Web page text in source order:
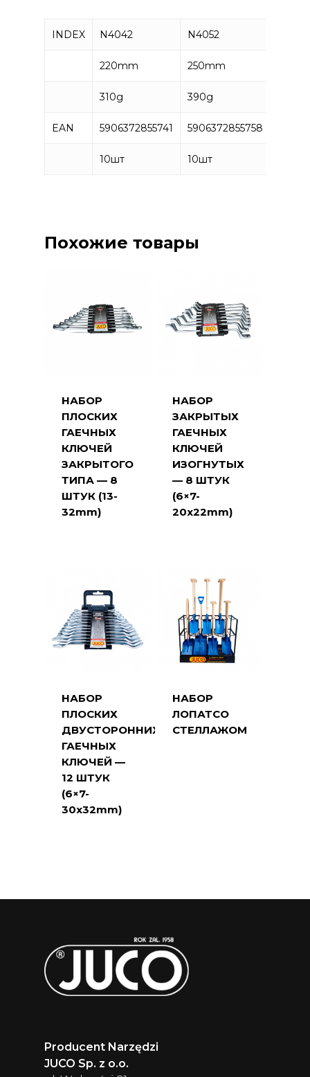
INDEX N4042 N4052
220mm 250mm
310g 390g
EAN 5906372855741 5906372855758
10шт 10шт
Похожие товары
НАБОР
ПЛОСКИХ
ГАЕЧНЫХ
КЛЮЧЕЙ
ЗАКРЫТОГО
ТИПА — 8
ШТУК (13-
32mm)
НАБОР
ЗАКРЫТЫХ
ГАЕЧНЫХ
КЛЮЧЕЙ
ИЗОГНУТЫХ
— 8 ШТУК
(6×7-
20x22mm)
НАБОР
ПЛОСКИХ
ДВУСТОРОННИХ
ГАЕЧНЫХ
КЛЮЧЕЙ —
12 ШТУК
(6×7-
30x32mm)
НАБОР
ЛОПАТСО
СТЕЛЛАЖОМ
Producent Narzędzi
JUCO Sp. z o.o.